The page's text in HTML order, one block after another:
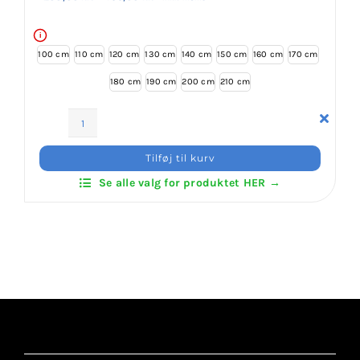
i
100 cm 110 cm 120 cm 130 cm 140 cm 150 cm 160 cm 170 cm
180 cm 190 cm 200 cm 210 cm
WT
Taekwondo
Tilføj til kurv
Se alle valg for produktet HER →